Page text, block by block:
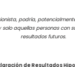
podría,
aquellas personas
resultados futuros.
de Resultados